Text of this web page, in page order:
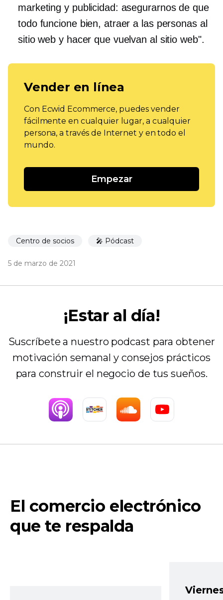
marketing y publicidad: asegurarnos de que
todo funcione bien, atraer a las personas al
sitio web y hacer que vuelvan al sitio web".
Vender en línea
Con Ecwid Ecommerce, puedes vender
fácilmente en cualquier lugar, a cualquier
persona, a través de Internet y en todo el
mundo.
Empezar
Centro de socios 🎤 Pódcast
5 de marzo de 2021
¡Estar al día!
Suscríbete a nuestro podcast para obtener
motivación semanal y consejos prácticos
para construir el negocio de tus sueños.
El comercio electrónico
que te respalda